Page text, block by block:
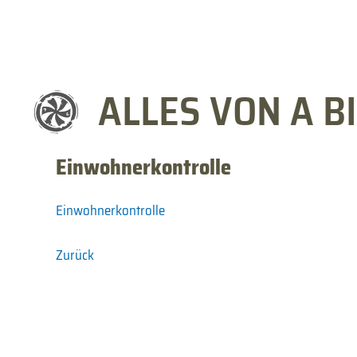
ALLES VON A
Einwohnerkontrolle
Einwohnerkontrolle
Zurück